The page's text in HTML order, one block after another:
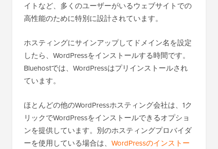
イトなど、多くのユーザーがいるウェブサイトでの
高性能のために特別に設計されています。
ホスティングにサインアップしてドメイン名を設定
したら、WordPressをインストールする時間です。
Bluehostでは、WordPressはプリインストールされ
ています。
ほとんどの他のWordPressホスティング会社は、1ク
リックでWordPressをインストールできるオプショ
ンを提供しています。別のホスティングプロバイダ
ーを使用している場合は、 WordPressのインストー